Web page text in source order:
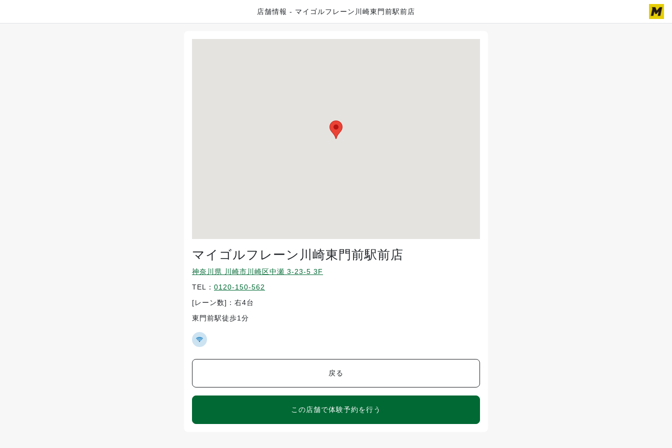
店舗情報 - マイゴルフレーン川崎東門前駅前店
マイゴルフレーン川崎東門前駅前店
神奈川県 川崎市川崎区中瀬 3-23-5 3F
TEL： 0120-150-562
[レーン数]：右4台
東門前駅徒歩1分
戻る
この店舗で体験予約を行う